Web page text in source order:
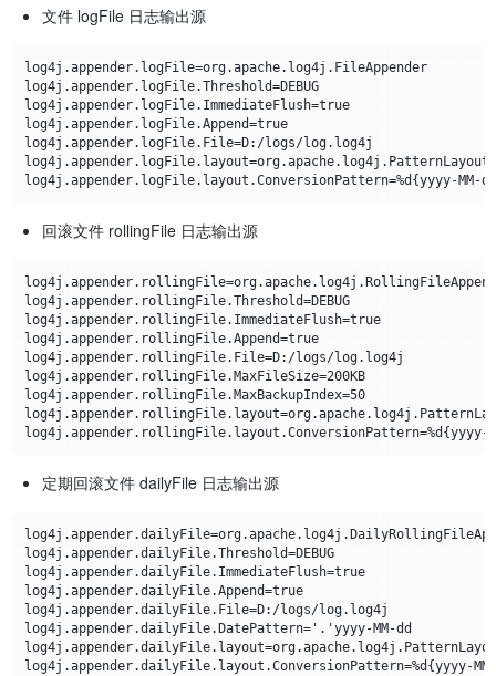
文件 logFile 日志输出源
log4j.appender.logFile=org.apache.log4j.FileAppender
log4j.appender.logFile.Threshold=DEBUG
log4j.appender.logFile.ImmediateFlush=true
log4j.appender.logFile.Append=true
log4j.appender.logFile.File=D:/logs/log.log4j
log4j.appender.logFile.layout=org.apache.log4j.PatternLayout
回滚文件 rollingFile 日志输出源
log4j.appender.rollingFile.Threshold=DEBUG
log4j.appender.rollingFile.ImmediateFlush=true
log4j.appender.rollingFile.Append=true
log4j.appender.rollingFile.File=D:/logs/log.log4j
log4j.appender.rollingFile.MaxFileSize=200KB
log4j.appender.rollingFile.MaxBackupIndex=50
定期回滚文件 dailyFile 日志输出源
log4j.appender.dailyFile.Threshold=DEBUG
log4j.appender.dailyFile.ImmediateFlush=true
log4j.appender.dailyFile.Append=true
log4j.appender.dailyFile.File=D:/logs/log.log4j
log4j.appender.dailyFile.DatePattern='.'yyyy-MM-dd